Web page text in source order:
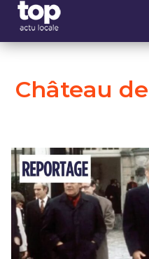
Château
Panneau de gestion des